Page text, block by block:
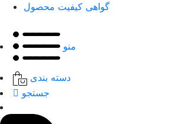
گواهی کیفیت محصول
منو
دسته بندی
جستجو